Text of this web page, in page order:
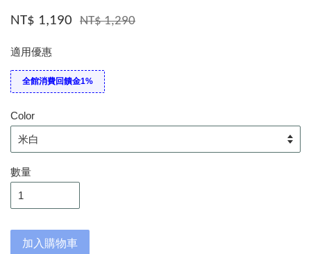
NT$ 1,190 NT$ 1,290
適用優惠
全館消費回饋金1%
Color
數量
加入購物車